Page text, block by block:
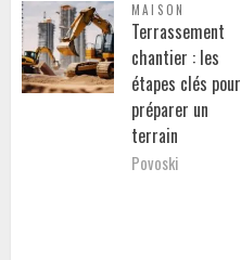
MAISON
Terrassement
chantier : les
étapes clés pour
préparer un
terrain
Povoski